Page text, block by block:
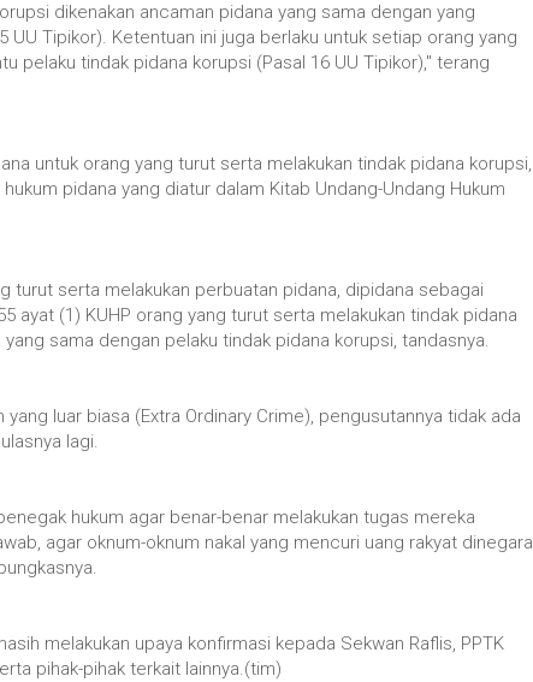
dikenakan ancaman pidana yang sama dengan yang
UU Tipikor). Ketentuan ini juga berlaku untuk setiap orang yang
pelaku tindak pidana korupsi (Pasal 16 UU Tipikor)," terang
untuk orang yang turut serta melakukan tindak pidana korupsi,
pidana yang diatur dalam Kitab Undang-Undang Hukum
turut serta melakukan perbuatan pidana, dipidana sebagai
ayat (1) KUHP orang yang turut serta melakukan tindak pidana
sama dengan pelaku tindak pidana korupsi, tandasnya.
luar biasa (Extra Ordinary Crime), pengusutannya tidak ada
lagi.
hukum agar benar-benar melakukan tugas mereka
agar oknum-oknum nakal yang mencuri uang rakyat dinegara
melakukan upaya konfirmasi kepada Sekwan Raflis, PPTK
pihak-pihak terkait lainnya.(tim)